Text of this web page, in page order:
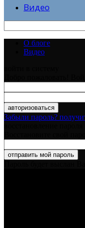
Видео
О блоге
Видео
Забыли пароль?